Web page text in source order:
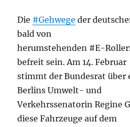
Die #Gehwege der
bald von
herumstehenden #E-
befreit sein. Am 14. Februar
stimmt der Bundesrat über
Berlins Umwelt- und
Verkehrssenatorin Regine
diese Fahrzeuge auf dem